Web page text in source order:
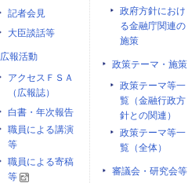
記者会見
大臣談話等
広報活動
アクセスＦＳＡ
（広報誌）
白書・年次報告
職員による講演
等
職員による寄稿
等
政府方針におけ
る金融庁関連の
施策
政策テーマ・施策
政策テーマ等一
覧（金融行政方
針との関連）
政策テーマ等一
覧（全体）
審議会・研究会等